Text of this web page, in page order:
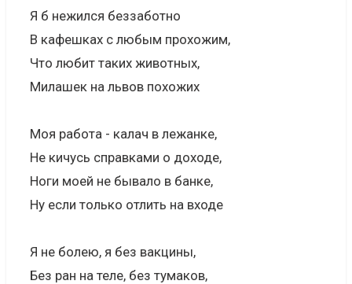
Я б нежился беззаботно
В кафешках с любым прохожим,
Что любит таких животных,
Милашек на львов похожих
Моя работа - калач в лежанке,
Не кичусь справками о доходе,
Ноги моей не бывало в банке,
Ну если только отлить на входе
Я не болею, я без вакцины,
Без ран на теле, без тумаков,